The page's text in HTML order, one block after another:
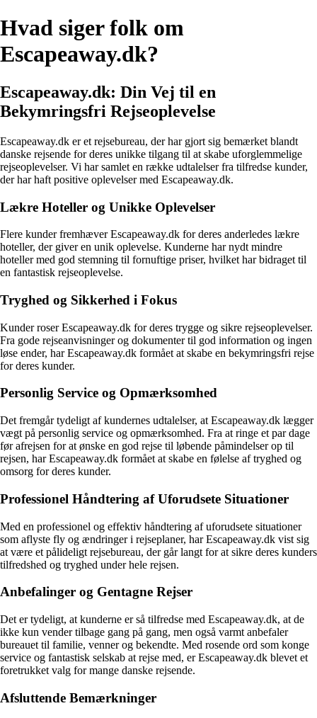
Hvad siger folk om
Escapeaway.dk?
Escapeaway.dk: Din Vej til en
Bekymringsfri Rejseoplevelse
Escapeaway.dk er et rejsebureau, der har gjort sig bemærket blandt
danske rejsende for deres unikke tilgang til at skabe uforglemmelige
rejseoplevelser. Vi har samlet en række udtalelser fra tilfredse kunder,
der har haft positive oplevelser med Escapeaway.dk.
Lækre Hoteller og Unikke Oplevelser
Flere kunder fremhæver Escapeaway.dk for deres anderledes lækre
hoteller, der giver en unik oplevelse. Kunderne har nydt mindre
hoteller med god stemning til fornuftige priser, hvilket har bidraget til
en fantastisk rejseoplevelse.
Tryghed og Sikkerhed i Fokus
Kunder roser Escapeaway.dk for deres trygge og sikre rejseoplevelser.
Fra gode rejseanvisninger og dokumenter til god information og ingen
løse ender, har Escapeaway.dk formået at skabe en bekymringsfri rejse
for deres kunder.
Personlig Service og Opmærksomhed
Det fremgår tydeligt af kundernes udtalelser, at Escapeaway.dk lægger
vægt på personlig service og opmærksomhed. Fra at ringe et par dage
før afrejsen for at ønske en god rejse til løbende påmindelser op til
rejsen, har Escapeaway.dk formået at skabe en følelse af tryghed og
omsorg for deres kunder.
Professionel Håndtering af Uforudsete Situationer
Med en professionel og effektiv håndtering af uforudsete situationer
som aflyste fly og ændringer i rejseplaner, har Escapeaway.dk vist sig
at være et pålideligt rejsebureau, der går langt for at sikre deres kunders
tilfredshed og tryghed under hele rejsen.
Anbefalinger og Gentagne Rejser
Det er tydeligt, at kunderne er så tilfredse med Escapeaway.dk, at de
ikke kun vender tilbage gang på gang, men også varmt anbefaler
bureauet til familie, venner og bekendte. Med rosende ord som konge
service og fantastisk selskab at rejse med, er Escapeaway.dk blevet et
foretrukket valg for mange danske rejsende.
Afsluttende Bemærkninger